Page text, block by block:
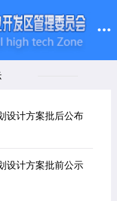
设计方案批后公布
设计方案批前公示